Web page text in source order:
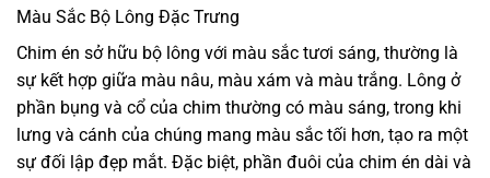
Màu Sắc Bộ Lông Đặc Trưng
Chim én sở hữu bộ lông với màu sắc tươi sáng, thường là
sự kết hợp giữa màu nâu, màu xám và màu trắng. Lông ở
phần bụng và cổ của chim thường có màu sáng, trong khi
lưng và cánh của chúng mang màu sắc tối hơn, tạo ra một
sự đối lập đẹp mắt. Đặc biệt, phần đuôi của chim én dài và